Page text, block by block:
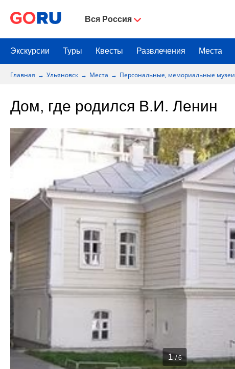
Вся Россия
Экскурсии Туры Квесты Развлечения Места
Главная Ульяновск Места Персональные, мемориальные музеи
Дом, где родился В.И. Ленин
1 / 6